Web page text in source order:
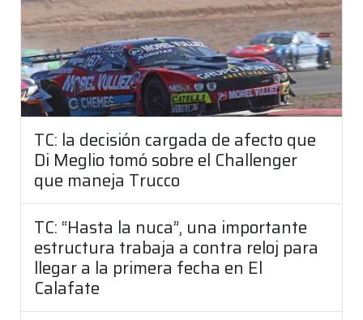
TC: la decisión cargada de afecto que
Di Meglio tomó sobre el Challenger
que maneja Trucco
TC: “Hasta la nuca”, una importante
estructura trabaja a contra reloj para
llegar a la primera fecha en El
Calafate